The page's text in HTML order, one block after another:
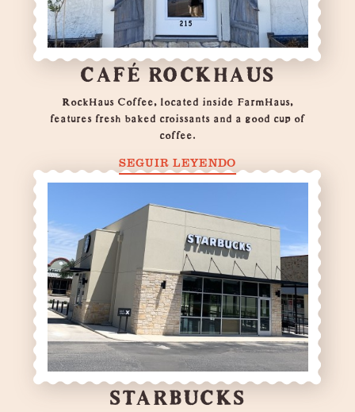
CAFÉ ROCKHAUS
RockHaus Coffee, located inside FarmHaus,
features fresh baked croissants and a good cup of
coffee.
SEGUIR LEYENDO
STARBUCKS